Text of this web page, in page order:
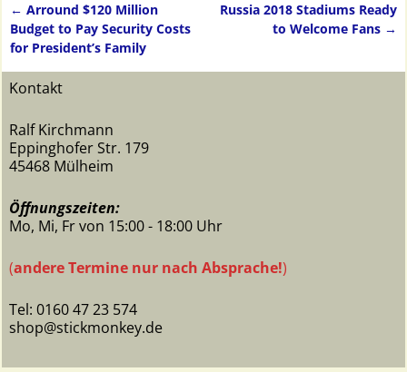
Artikelnavigation
← Arround $120 Million
Budget to Pay Security Costs
for President’s Family
Russia 2018 Stadiums Ready
to Welcome Fans →
Kontakt
Ralf Kirchmann
Eppinghofer Str. 179
45468 Mülheim
Öffnungszeiten:
Mo, Mi, Fr von 15:00 - 18:00 Uhr
(andere Termine nur nach Absprache!)
Tel: 0160 47 23 574
shop@stickmonkey.de